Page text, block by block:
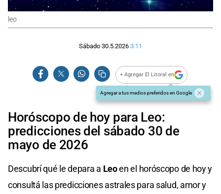
leo
Sábado 30.5.2026 3:11
+ Agregar El Litoral en
Agregar a tus medios preferidos en Google
Horóscopo de hoy para Leo:
predicciones del sábado 30 de
mayo de 2026
Descubrí qué le depara a Leoen el horóscopo de hoy y
consultá las predicciones astrales para salud, amor y